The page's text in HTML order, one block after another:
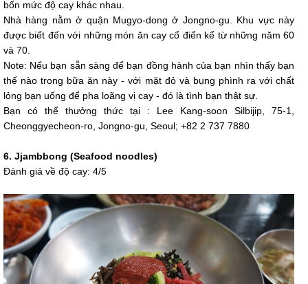
bốn mức độ cay khác nhau.
Nhà hàng nằm ở quận Mugyo-dong ở Jongno-gu. Khu vực này
được biết đến với những món ăn cay cổ điển kể từ những năm 60
và 70.
Note: Nếu bạn sẵn sàng để bạn đồng hành của bạn nhìn thấy bạn
thế nào trong bữa ăn này - với mặt đỏ và bụng phình ra với chất
lỏng bạn uống để pha loãng vị cay - đó là tình bạn thật sự.
Bạn có thể thưởng thức tại : Lee Kang-soon Silbijip, 75-1,
Cheonggyecheon-ro, Jongno-gu, Seoul; +82 2 737 7880
6. Jjambbong (Seafood noodles)
Đánh giá về độ cay: 4/5